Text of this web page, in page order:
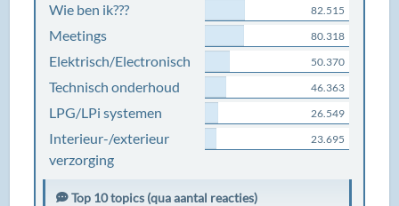
Wie ben ik??? 82.515
Meetings 80.318
Elektrisch/Electronisch 50.370
Technisch onderhoud 46.363
LPG/LPi systemen 26.549
Interieur-/exterieur
verzorging
23.695
Top 10 topics (qua aantal reacties)